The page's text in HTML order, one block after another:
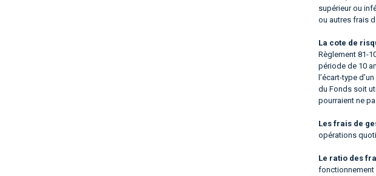
supérieur ou
ou autres frais
La cote de
Règlement 81-
période de 10
l’écart-type
du Fonds soit
pourraient ne
Les frais de
opérations
Le ratio des
fonctionnement